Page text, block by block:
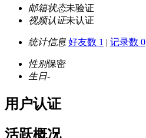
邮箱状态未验证
视频认证未认证
统计信息 好友数 1 | 记录数 0
性别保密
生日-
用户认证
活跃概况